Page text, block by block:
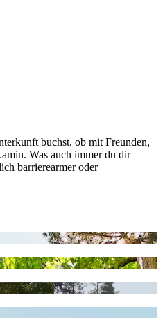
buchst, ob mit Freunden,
Was auch immer du dir
barrierearmer oder